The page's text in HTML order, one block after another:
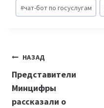
#чат-бот по госуслугам
Навигация
по
записям
НАЗАД
Представители
Минцифры
рассказали о